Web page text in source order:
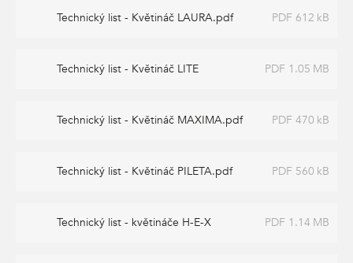
Technický list - Květináč LAURA.pdf PDF 612 kB
Technický list - Květináč LITE PDF 1.05 MB
Technický list - Květináč MAXIMA.pdf PDF 470 kB
Technický list - Květináč PILETA.pdf PDF 560 kB
Technický list - květináče H-E-X PDF 1.14 MB